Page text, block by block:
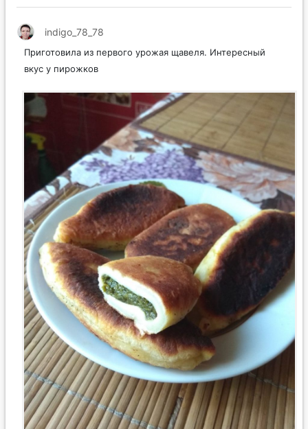
indigo_78_78
Приготовила из первого урожая щавеля. Интересный
вкус у пирожков